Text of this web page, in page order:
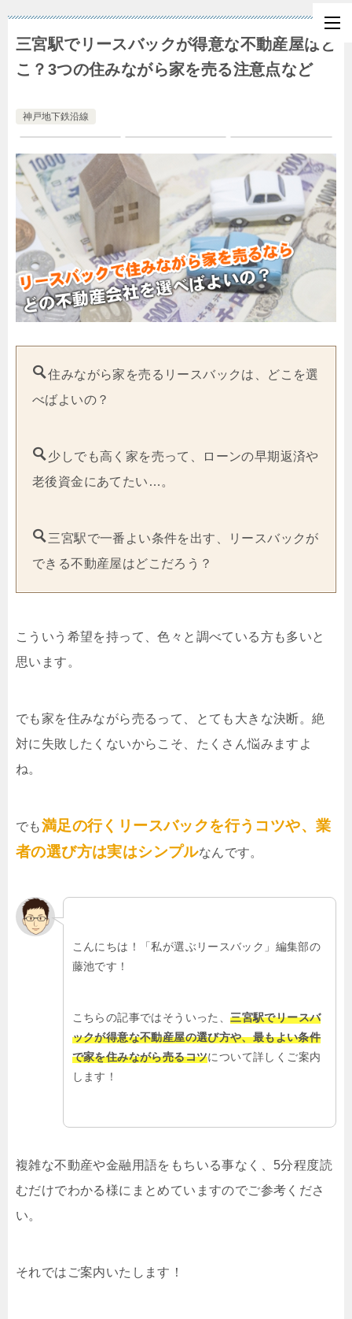
三宮駅でリースバックが得意な不動産屋はど
こ？3つの住みながら家を売る注意点など
神戸地下鉄沿線
住みながら家を売るリースバックは、どこを選
べばよいの？
少しでも高く家を売って、ローンの早期返済や
老後資金にあてたい…。
三宮駅で一番よい条件を出す、リースバックが
できる不動産屋はどこだろう？
こういう希望を持って、色々と調べている方も多いと
思います。
でも家を住みながら売るって、とても大きな決断。絶
対に失敗したくないからこそ、たくさん悩みますよ
ね。
でも満足の行くリースバックを行うコツや、業
者の選び方は実はシンプルなんです。
こんにちは！「私が選ぶリースバック」編集部の
藤池です！
こちらの記事ではそういった、三宮駅でリースバ
ックが得意な不動産屋の選び方や、最もよい条件
で家を住みながら売るコツについて詳しくご案内
します！
複雑な不動産や金融用語をもちいる事なく、5分程度読
むだけでわかる様にまとめていますのでご参考くださ
い。
それではご案内いたします！